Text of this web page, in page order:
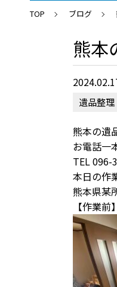
TOP ブログ
熊本
遺品整理
熊本の遺
お電話一
TEL 096-
本日の作
熊本県某
【作業前】